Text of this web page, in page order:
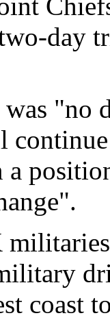
day
"no
coast